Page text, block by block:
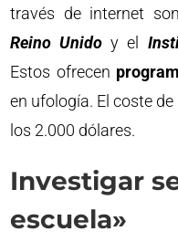
través de internet
Reino Unido y el
Estos ofrecen
en ufología. El coste
los 2.000 dólares.
Investigar
escuela»